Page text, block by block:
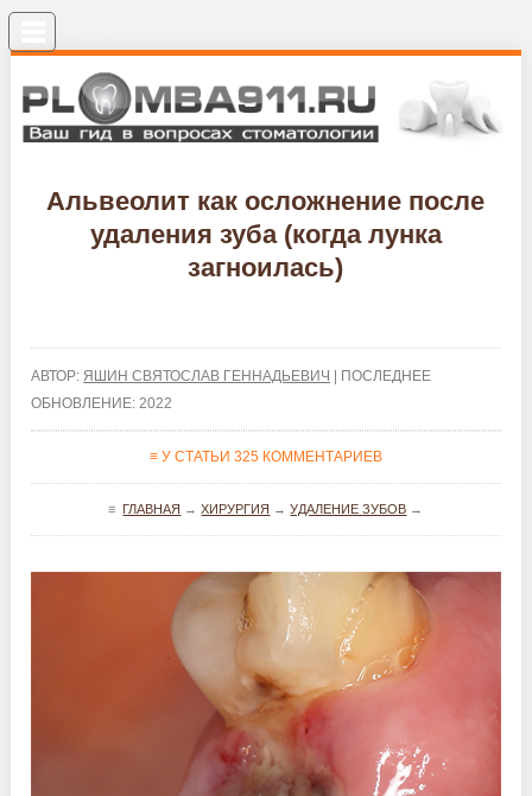
Альвеолит как осложнение после
удаления зуба (когда лунка
загноилась)
АВТОР: ЯШИН СВЯТОСЛАВ ГЕННАДЬЕВИЧ | ПОСЛЕДНЕЕ
ОБНОВЛЕНИЕ: 2022
≡ У СТАТЬИ 325 КОММЕНТАРИЕВ
≡ ГЛАВНАЯ →ХИРУРГИЯ →УДАЛЕНИЕ ЗУБОВ →